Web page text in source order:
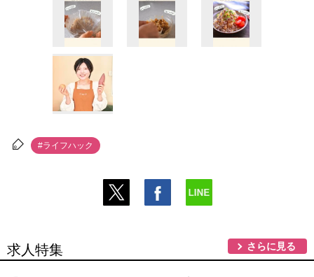
#ライフハック
求人特集 さらに見る